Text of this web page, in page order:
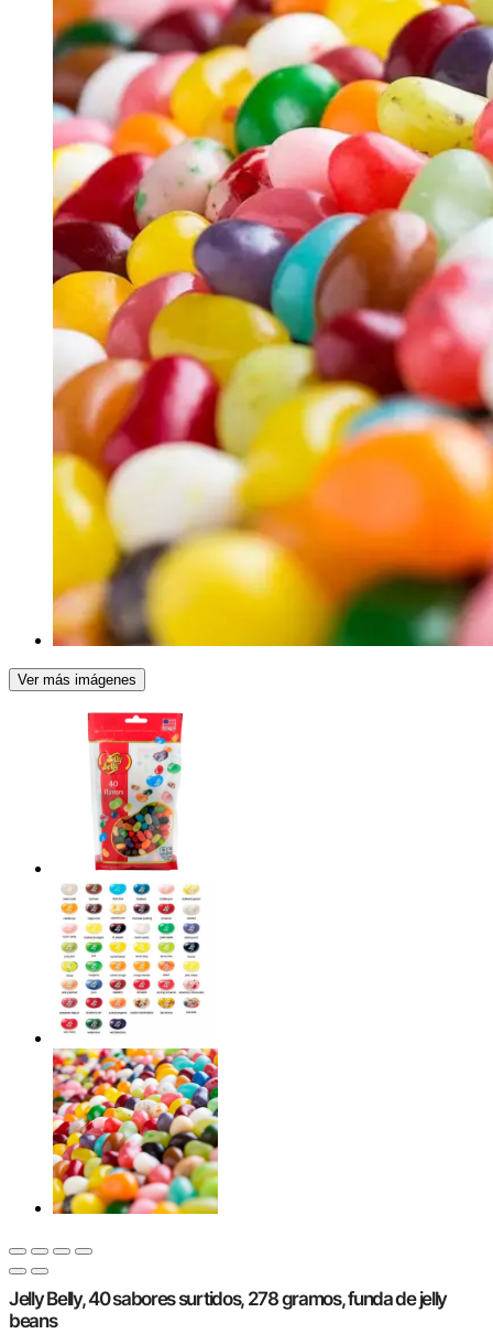
Ver más imágenes
Jelly Belly, 40 sabores surtidos, 278 gramos, funda de jelly
beans